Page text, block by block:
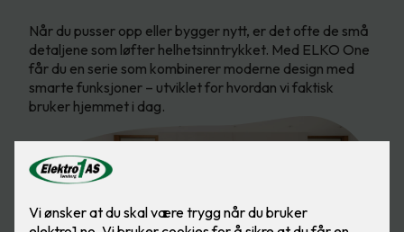
Når du pusser opp eller bygger nytt, er det ofte de små
detaljene som løfter helhetsinntrykket. Med ELKO One
får du en serie som kombinerer moderne design med
smarte funksjoner – utviklet for hvordan vi faktisk
bruker hjemmet i dag.